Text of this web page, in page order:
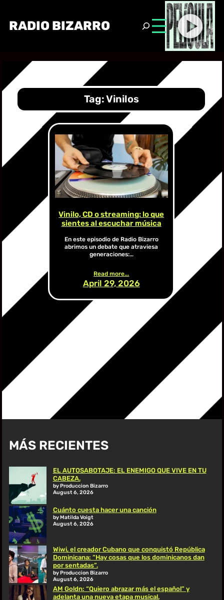
RADIO BIZARRO
Tag:Vinilos
Vinilo, CD o streaming: lo que
sientes al escuchar música
En este episodio de Radio Bizarro
abrimos un debate que atraviesa
generaciones:…
Read more...
April 29, 2026
MÁS RECIENTES
EL AUTOSABOTAJE: EL ENEMIGO QUE VIVE EN TU
CABEZA.
by Produccion Bizarro
August 6, 2026
Cuánto cuesta hacer una canción
by Matilda Voigt
August 6, 2026
Wiwi, el creador Cubano que conquistó República
Dominicana: “Hay cosas que los dominicanos dan
por sentadas”.
by Produccion Bizarro
August 6, 2026
AM Goldn: “Quiero abrazar más el español” y
adelanta una nueva etapa musical.